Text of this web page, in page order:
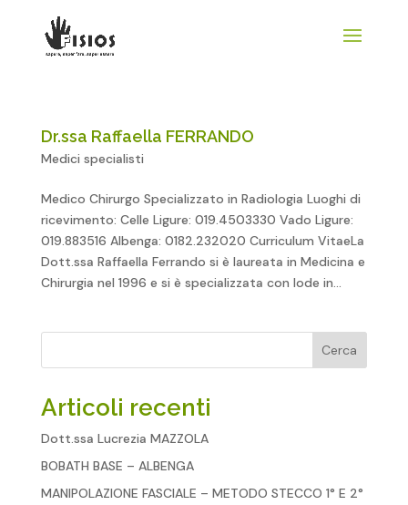
Dr.ssa Raffaella FERRANDO
Medici specialisti
Medico Chirurgo Specializzato in Radiologia Luoghi di
ricevimento: Celle Ligure: 019.4503330 Vado Ligure:
019.883516 Albenga: 0182.232020 Curriculum VitaeLa
Dott.ssa Raffaella Ferrando si è laureata in Medicina e
Chirurgia nel 1996 e si è specializzata con lode in...
Cerca
Articoli recenti
Dott.ssa Lucrezia MAZZOLA
BOBATH BASE – ALBENGA
MANIPOLAZIONE FASCIALE – METODO STECCO 1° E 2°